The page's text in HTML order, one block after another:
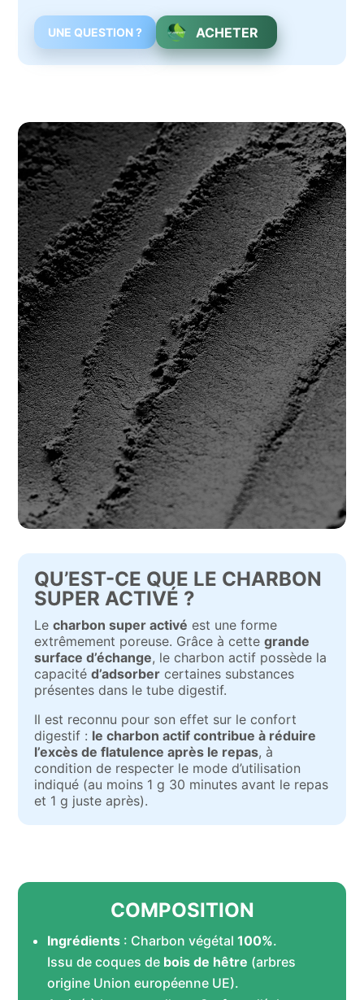
UNE QUESTION ? ACHETER
QU’EST-CE QUE LE CHARBON
SUPER ACTIVÉ ?
Lecharbon super activé est une forme
extrêmement poreuse. Grâce à cettegrande
surface d’échange, le charbon actif possède la
capacitéd’adsorber certaines substances
présentes dans le tube digestif.
Il est reconnu pour son effet sur le confort
digestif : le charbon actif contribue à réduire
l’excès de flatulence après le repas, à
condition de respecter le mode d’utilisation
indiqué (au moins 1 g 30 minutes avant le repas
et 1 g juste après).
COMPOSITION
Ingrédients : Charbon végétal100%.
Issu de coques de bois de hêtre (arbres
origine Union européenne UE).